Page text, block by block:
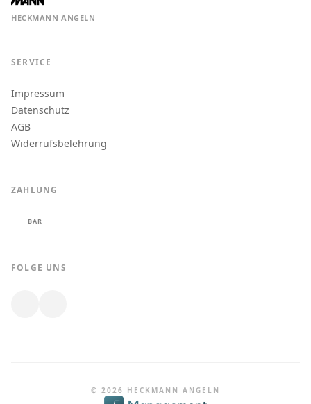
HECKMANN ANGELN
SERVICE
Impressum
Datenschutz
AGB
Widerrufsbelehrung
ZAHLUNG
BAR
FOLGE UNS
© 2026 HECKMANN ANGELN